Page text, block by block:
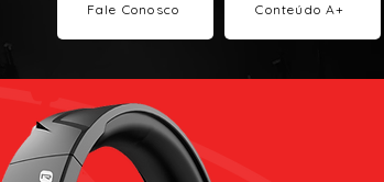
Fale Conosco Conteúdo A+